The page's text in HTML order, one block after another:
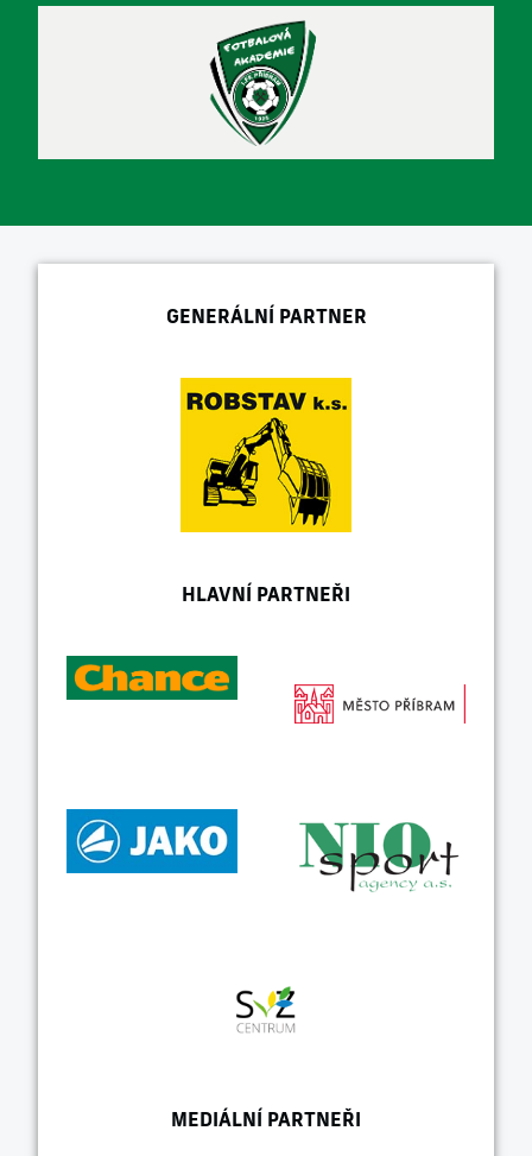
GENERÁLNÍ PARTNER
HLAVNÍ PARTNEŘI
MEDIÁLNÍ PARTNEŘI